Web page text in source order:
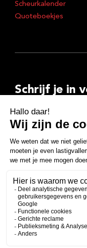
Scheurkalender
Quoteboekjes
Schrijf je in
E-
mailadres
Inschrijven
FacebookInstagramLinkedIn
Copyright 2026